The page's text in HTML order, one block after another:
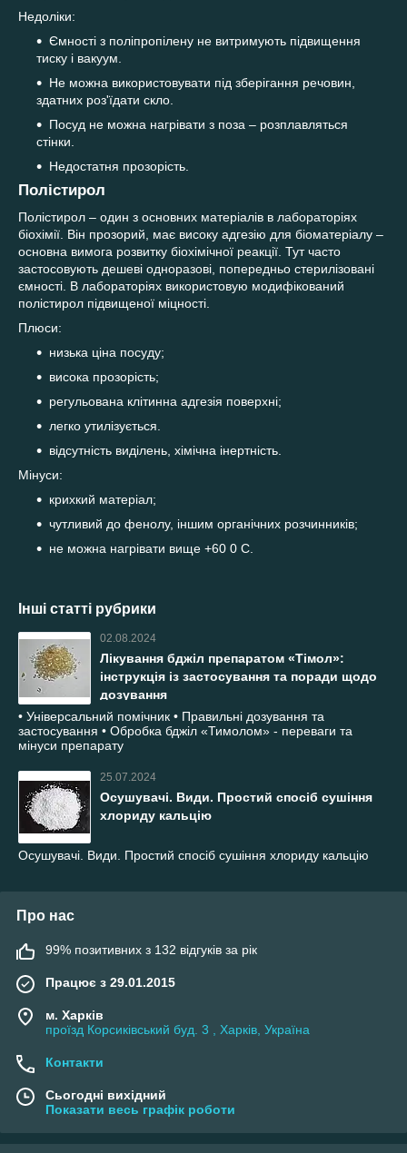
Недоліки:
Ємності з поліпропілену не витримують підвищення
тиску і вакуум.
Не можна використовувати під зберігання речовин,
здатних роз'їдати скло.
Посуд не можна нагрівати з поза – розплавляться
стінки.
Недостатня прозорість.
Полістирол
Полістирол – один з основних матеріалів в лабораторіях
біохімії. Він прозорий, має високу адгезію для біоматеріалу –
основна вимога розвитку біохімічної реакції. Тут часто
застосовують дешеві одноразові, попередньо стерилізовані
ємності. В лабораторіях використовую модифікований
полістирол підвищеної міцності.
Плюси:
низька ціна посуду;
висока прозорість;
регульована клітинна адгезія поверхні;
легко утилізується.
відсутність виділень, хімічна інертність.
Мінуси:
крихкий матеріал;
чутливий до фенолу, іншим органічних розчинників;
не можна нагрівати вище +60 0 С.
Інші статті рубрики
02.08.2024
Лікування бджіл препаратом «Тімол»:
інструкція із застосування та поради щодо
дозування
• Універсальний помічник • Правильні дозування та
застосування • Обробка бджіл «Тимолом» - переваги та
мінуси препарату
25.07.2024
Осушувачі. Види. Простий спосіб сушіння
хлориду кальцію
Осушувачі. Види. Простий спосіб сушіння хлориду кальцію
Про нас
99% позитивних з 132 відгуків за рік
Працює з 29.01.2015
м. Харків
проїзд Корсиківський буд. 3 , Харків, Україна
Контакти
Сьогодні вихідний
Показати весь графік роботи